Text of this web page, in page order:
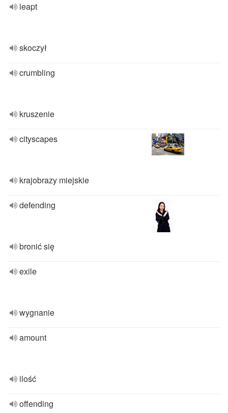
leapt
skoczył
crumbling
kruszenie
cityscapes
krajobrazy miejskie
defending
bronić się
exile
wygnanie
amount
ilość
offending